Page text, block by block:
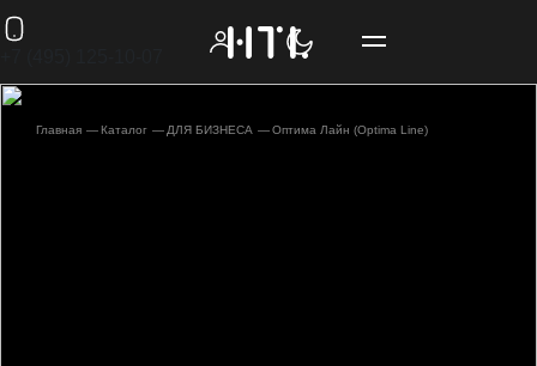
Главная Каталог ДЛЯ БИЗНЕСА Оптима Лайн (Optima Line)